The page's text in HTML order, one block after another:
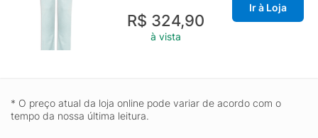
R$ 324,90
à vista
Ir à Loja
* O preço atual da loja online pode variar de acordo com o
tempo da nossa última leitura.